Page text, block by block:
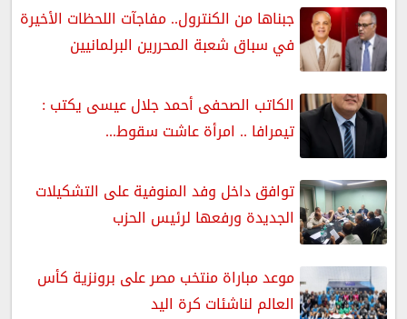
جبناها من الكنترول.. مفاجآت اللحظات الأخيرة
في سباق شعبة المحررين البرلمانيين
الكاتب الصحفى أحمد جلال عيسى يكتب :
تيمرافا .. امرأة عاشت سقوط...
توافق داخل وفد المنوفية على التشكيلات
الجديدة ورفعها لرئيس الحزب
موعد مباراة منتخب مصر على برونزية كأس
العالم لناشئات كرة اليد